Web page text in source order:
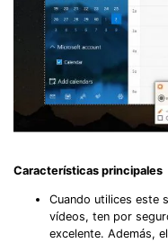
Características principales
Cuando utilices este
vídeos, ten por
excelente. Además,